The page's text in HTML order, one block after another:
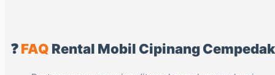
❓FAQ Rental Mobil Cipinang Cempedak